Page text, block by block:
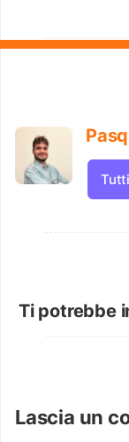
Ti potrebbe
Lascia un